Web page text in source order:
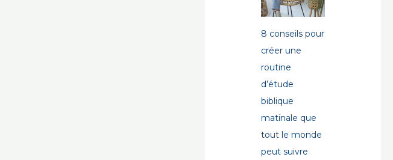
8 conseils pour
créer une
routine
d’étude
biblique
matinale que
tout le monde
peut suivre